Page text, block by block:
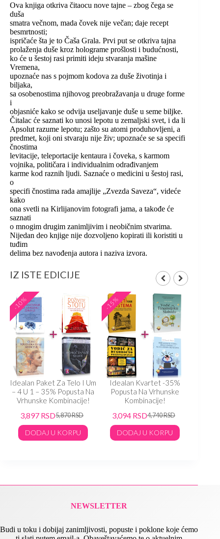
Ova knjiga otkriva čitaocu nove tajne – zbog čega se
duša
smatra večnom, mada čovek nije večan; daje recept
besmrtnosti;
ispričaće šta je to Čaša Grala. Prvi put se otkriva tajna
prolaženja duše kroz holograme prošlosti i budućnosti,
ko će u šestoj rasi primiti ideju stvaranja mašine
Vremena,
upoznaće nas s pojmom kodova za duše životinja i
biljaka,
sa osobenostima njihovog preobražavanja u druge forme
i
objasniće kako se odvija useljavanje duše u seme biljke.
Čitalac će saznati ko unosi lepotu u zemaljski svet, i da li
Apsolut razume lepotu; zašto su atomi produhovljeni, a
predmet, koji oni stvaraju nije živ; upoznaće se sa specifi
čnostima
levitacije, teleportacije kentaura i čoveka, s karmom
vojnika, političara i individualnim odrađivanjem
karme kod raznih ljudi. Saznaće o medicini u šestoj rasi,
o
specifi čnostima rada amajlije „Zvezda Saveza“, videće
kako
ona svetli na Kirlijanovim fotografi jama, a takođe će
saznati
o mnogim drugim zanimljivim i neobičnim stvarima.
Nijedan deo knjige nije dozvoljeno kopirati ili koristiti u
tuđim
delima bez navođenja autora i naziva izvora.
IZ ISTE EDICIJE
-10%
Idealan Paket Za Telo I Um
– 4 U 1 – 35% Popusta Na
Vrhunske Kombinacije!
5,870RSD
3,897 RSD
DODAJ U KORPU
-15%
Idealan Kvartet -35%
Popusta Na Vrhunske
Kombinacije!
4,740RSD
3,094 RSD
DODAJ U KORPU
NEWSLETTER
Budi u toku i dobijaj zanimljivosti, popuste i poklone koje ćemo